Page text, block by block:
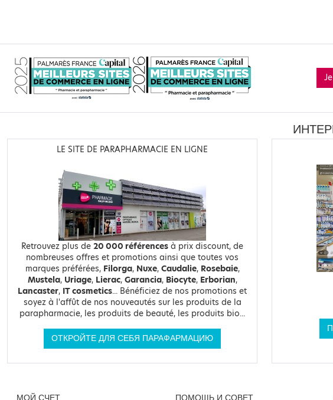
LE SITE DE PARAPHARMACIE EN LIGNE
Retrouvez plus de 20 000 références à prix discount, de
nombreuses offres et promotions ainsi que toutes vos
marques préférées, Filorga, Nuxe, Caudalie, Rosebaie,
Mustela, Uriage, Lierac, Garancia, Biocyte, Erborian,
Lancaster, IT cosmetics... Bénéficiez de nos promotions et
soyez à l'affût de nos nouveautés sur les produits de la
parapharmacie, les produits de beauté, les produits bio...
ОТКРОЙТЕ ДЛЯ СЕБЯ ПАРАФАРМАЦИЮ
МОЙ СЧЕТ ПОМОЩЬ И СОВЕТ